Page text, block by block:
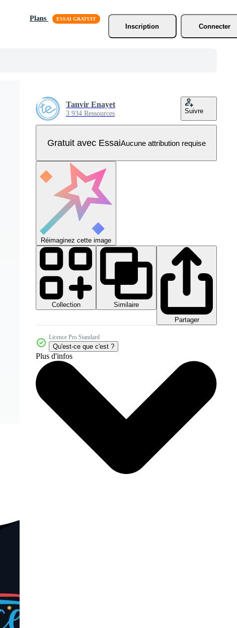
Plans
Inscription
Connecter
Tanvir Enayet
3 934 Ressources Suivre
Gratuit avec EssaiAucune attribution requise
Réimaginez cette image
Collection
Similaire
Partager
Licence Pro Standard
Qu'est-ce que c'est ?
Plus d'infos